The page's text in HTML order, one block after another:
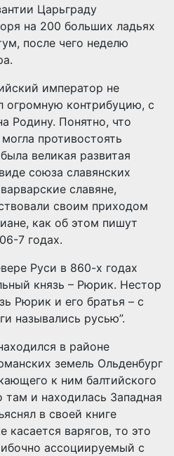
Царьграду
на 200 больших ладьях
после чего неделю
император не
контрибуцию, с
Родину. Понятно, что
противостоять
великая развитая
союза славянских
славяне,
своим приходом
как об этом пишут
7 годах.
Руси в 860-х годах
князь – Рюрик. Нестор
Рюрик и его братья – с
назывались русью”.
в районе
земель Ольденбург
к ним балтийского
и находилась Западная
в своей книге
касается варягов, то это
ассоциируемый с